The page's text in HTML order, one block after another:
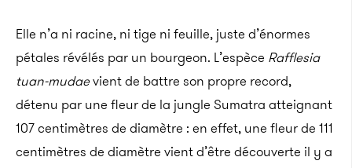
Elle n’a ni racine, ni tige ni feuille, juste d’énormes
pétales révélés par un bourgeon. L’espèce Rafflesia
tuan-mudaevient de battre son propre record,
détenu par une fleur de la jungle Sumatra atteignant
107 centimètres de diamètre : en effet, une fleur de 111
centimètres de diamètre vient d’être découverte il y a